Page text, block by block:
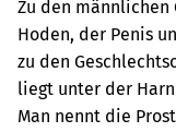
Zu den männlichen
Hoden, der Penis
zu den
liegt unter der
Man nennt die